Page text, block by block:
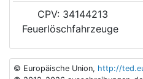
CPV: 34144213
Feuerlöschfahrzeuge
© Europäische Union, http://